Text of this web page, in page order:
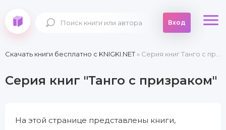
Вход
Скачать книги бесплатно c KNIGKI.NET» Серия книг Танго с призраком
Серия книг "Танго с призраком"
На этой странице представлены книги,